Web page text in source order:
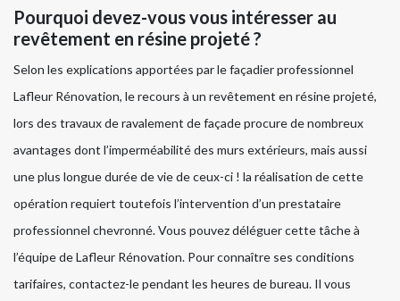
Pourquoi devez-vous vous intéresser au
revêtement en résine projeté ?
Selon les explications apportées par le façadier professionnel
Lafleur Rénovation, le recours à un revêtement en résine projeté,
lors des travaux de ravalement de façade procure de nombreux
avantages dont l’imperméabilité des murs extérieurs, mais aussi
une plus longue durée de vie de ceux-ci ! la réalisation de cette
opération requiert toutefois l’intervention d’un prestataire
professionnel chevronné. Vous pouvez déléguer cette tâche à
l’équipe de Lafleur Rénovation. Pour connaître ses conditions
tarifaires, contactez-le pendant les heures de bureau. Il vous